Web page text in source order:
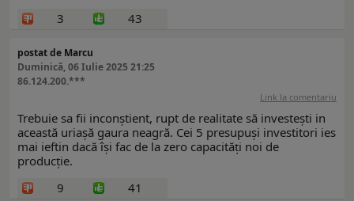
3
43
postat de Marcu
Duminică, 06 Iulie 2025 21:25
86.124.200.***
Link la comentariu
Trebuie sa fii inconștient, rupt de realitate să investești in
această uriașă gaura neagră. Cei 5 presupuși investitori ies
mai ieftin dacă își fac de la zero capacități noi de
producție.
9
41